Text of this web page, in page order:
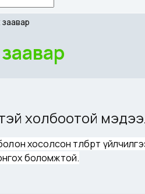
заавар
заавар
холбоотой
хосолсон төлбөрт
боломжтой.